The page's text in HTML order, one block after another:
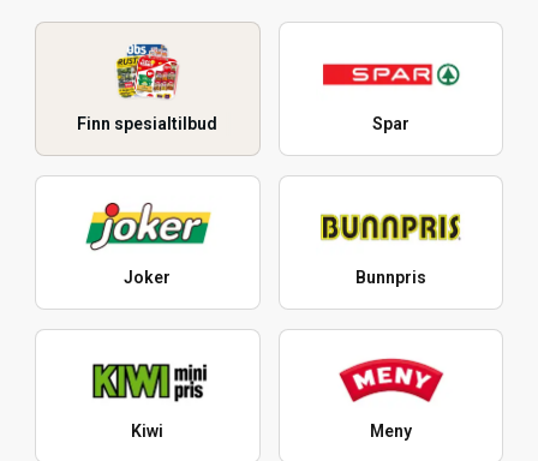
Finn spesialtilbud Spar
Joker Bunnpris
Kiwi Meny